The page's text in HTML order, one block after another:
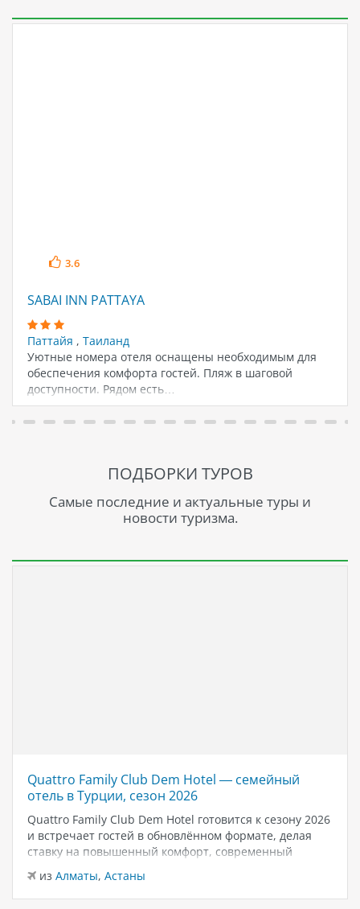
3.6
SABAI INN PATTAYA
Паттайя , Таиланд
Уютные номера отеля оснащены необходимым для
обеспечения комфорта гостей. Пляж в шаговой
доступности. Рядом есть…
ПОДБОРКИ ТУРОВ
Самые последние и актуальные туры и
новости туризма.
Quattro Family Club Dem Hotel — семейный
отель в Турции, сезон 2026
Quattro Family Club Dem Hotel готовится к сезону 2026
и встречает гостей в обновлённом формате, делая
ставку на повышенный комфорт, современный
дизайн и атмосферу спокойного семейного отдыха у
моря. Отель остаётся популярным выбором для тех,
кто ищет семейный отель в…
из Алматы, Астаны